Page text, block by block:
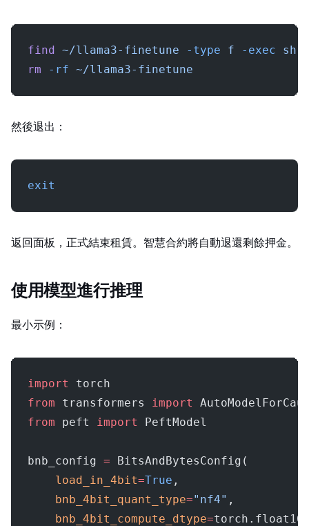
find ~/llama3-finetune -type f -exec
rm -rf ~/llama3-finetune
然後退出：
exit
返回 GPUFlow 面板，正式結束租賃。智慧合約將自動退還剩餘押金。
使用 Fine-Tuned 模型進行推理
最小示例：
import
torch
from transformers import
from peft import PeftModel
bnb_config = BitsAndBytesConfig(
    load_in_4bit
=True ,
    bnb_4bit_quant_type
="nf4" ,
    bnb_4bit_compute_dtype
=